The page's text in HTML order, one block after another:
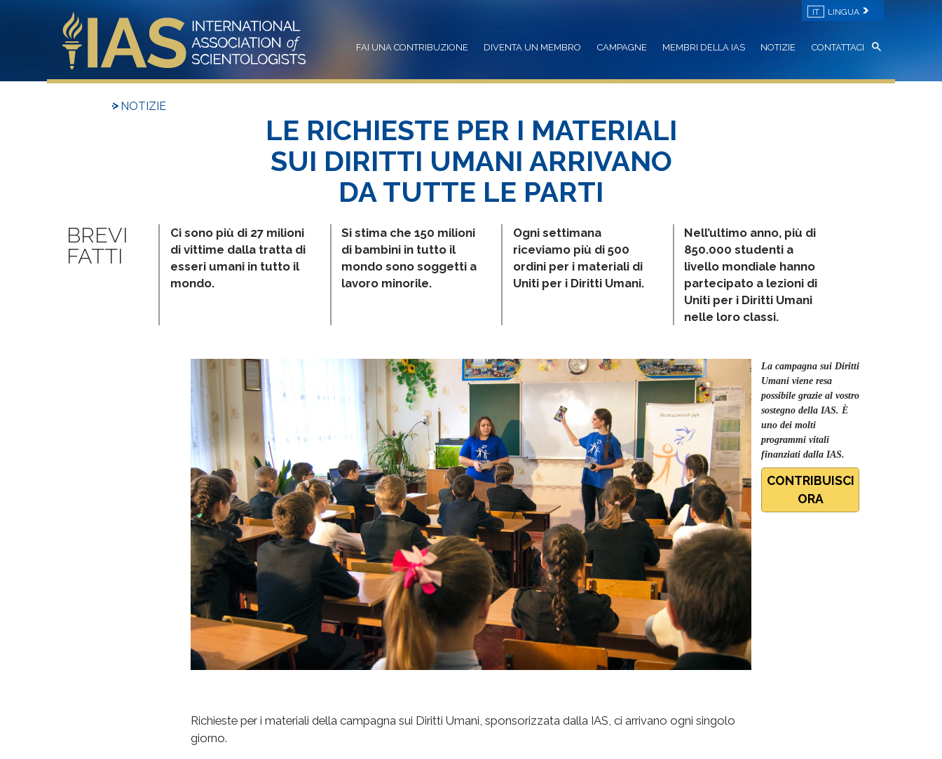
IT LINGUA
FAI UNA CONTRIBUZIONE DIVENTA UN MEMBRO CAMPAGNE MEMBRI DELLA IAS NOTIZIE CONTATTACI
NOTIZIE
LE RICHIESTE PER I MATERIALI
SUI DIRITTI UMANI ARRIVANO
DA TUTTE LE PARTI
Ci sono più di 27 milioni
di vittime dalla tratta di
esseri umani in tutto il
mondo.
Si stima che 150 milioni
di bambini in tutto il
mondo sono soggetti a
lavoro minorile.
Ogni settimana
riceviamo più di 500
ordini per i materiali di
Uniti per i Diritti Umani.
Nell’ultimo anno, più di
850.000 studenti a
livello mondiale hanno
partecipato a lezioni di
Uniti per i Diritti Umani
nelle loro classi.
La campagna sui Diritti
Umani viene resa
possibile grazie al vostro
sostegno della IAS. È
uno dei molti
programmi vitali
finanziati dalla IAS.
CONTRIBUISCI
ORA
Richieste per i materiali della campagna sui Diritti Umani, sponsorizzata dalla IAS, ci arrivano ogni singolo
giorno.